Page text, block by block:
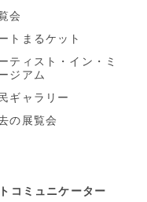
会
トまるケット
ティスト・イン・ミ
ジアム
ギャラリー
の展覧会
コミュニケーター